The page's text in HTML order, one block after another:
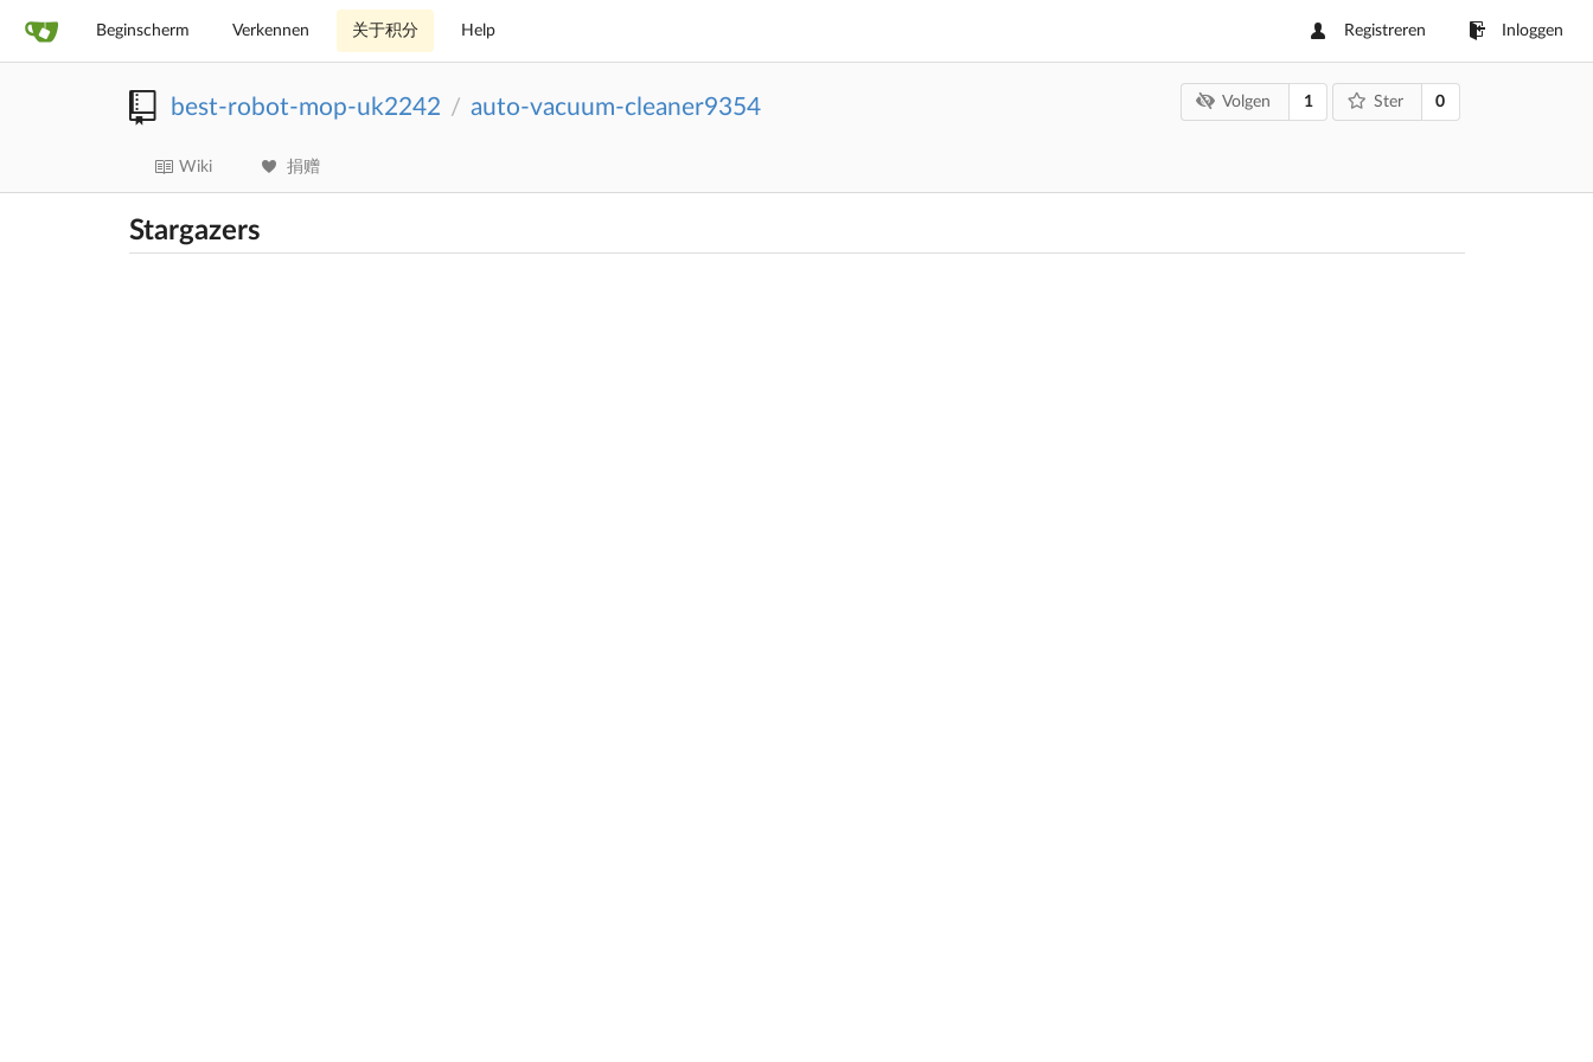
Beginscherm Verkennen 关于积分 Help Registreren Inloggen
best-robot-mop-uk2242 / auto-vacuum-cleaner9354 Volgen 1 Ster 0
Wiki 捐赠
Stargazers